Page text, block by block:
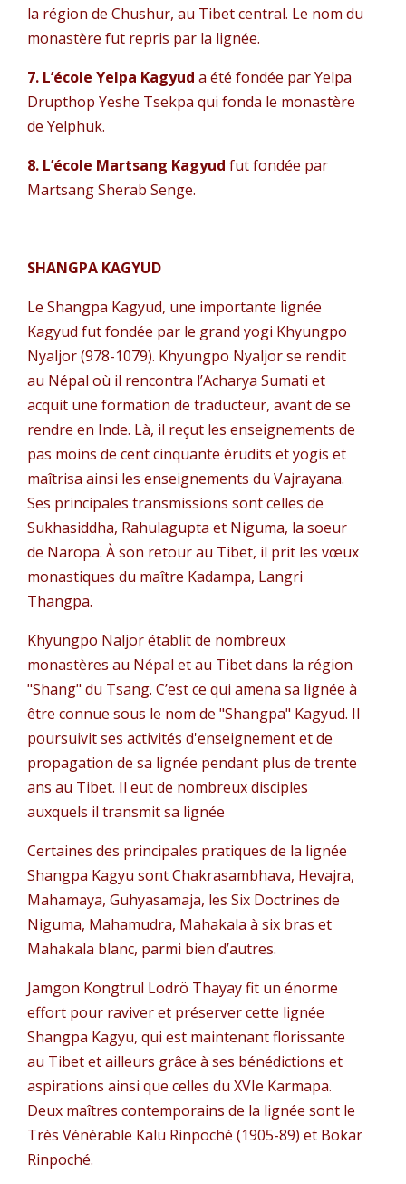
la région de Chushur, au Tibet central. Le nom du
monastère fut repris par la lignée.
7. L’école Yelpa Kagyud a été fondée par Yelpa
Drupthop Yeshe Tsekpa qui fonda le monastère
de Yelphuk.
8. L’école Martsang Kagyud fut fondée par
Martsang Sherab Senge.
SHANGPA KAGYUD
Le Shangpa Kagyud, une importante lignée
Kagyud fut fondée par le grand yogi Khyungpo
Nyaljor (978-1079). Khyungpo Nyaljor se rendit
au Népal où il rencontra l’Acharya Sumati et
acquit une formation de traducteur, avant de se
rendre en Inde. Là, il reçut les enseignements de
pas moins de cent cinquante érudits et yogis et
maîtrisa ainsi les enseignements du Vajrayana.
Ses principales transmissions sont celles de
Sukhasiddha, Rahulagupta et Niguma, la soeur
de Naropa. À son retour au Tibet, il prit les vœux
monastiques du maître Kadampa, Langri
Thangpa.
Khyungpo Naljor établit de nombreux
monastères au Népal et au Tibet dans la région
"Shang" du Tsang. C’est ce qui amena sa lignée à
être connue sous le nom de "Shangpa" Kagyud. Il
poursuivit ses activités d'enseignement et de
propagation de sa lignée pendant plus de trente
ans au Tibet. Il eut de nombreux disciples
auxquels il transmit sa lignée
Certaines des principales pratiques de la lignée
Shangpa Kagyu sont Chakrasambhava, Hevajra,
Mahamaya, Guhyasamaja, les Six Doctrines de
Niguma, Mahamudra, Mahakala à six bras et
Mahakala blanc, parmi bien d’autres.
Jamgon Kongtrul Lodrö Thayay fit un énorme
effort pour raviver et préserver cette lignée
Shangpa Kagyu, qui est maintenant florissante
au Tibet et ailleurs grâce à ses bénédictions et
aspirations ainsi que celles du XVIe Karmapa.
Deux maîtres contemporains de la lignée sont le
Très Vénérable Kalu Rinpoché (1905-89) et Bokar
Rinpoché.